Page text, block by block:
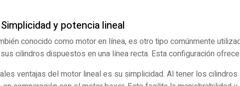
y potencia lineal
conocido como motor en línea, es otro tipo comúnmente
cilindros dispuestos en una línea recta. Esta configuración
ventajas del motor lineal es su simplicidad. Al tener los